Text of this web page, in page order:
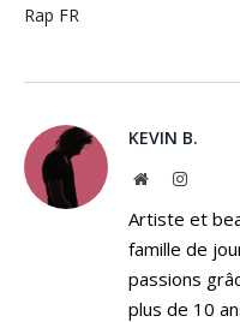
Rap FR
KEVIN B.
Website
Artiste et
famille de
passions
plus de 10